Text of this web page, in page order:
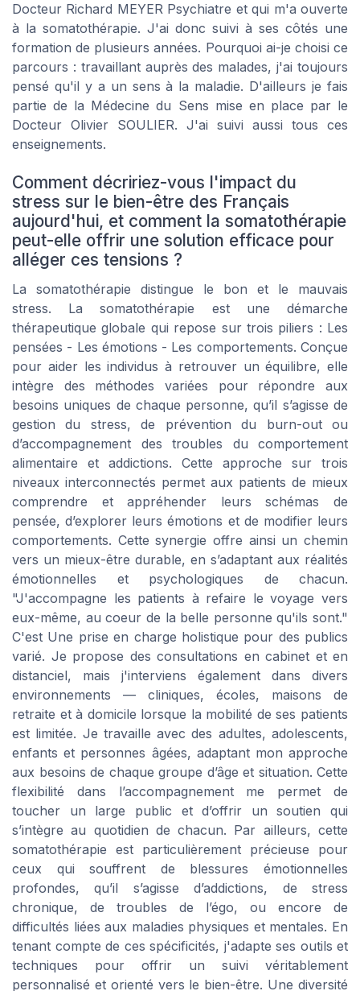
Docteur Richard MEYER Psychiatre et qui m'a ouverte
à la somatothérapie. J'ai donc suivi à ses côtés une
formation de plusieurs années. Pourquoi ai-je choisi ce
parcours : travaillant auprès des malades, j'ai toujours
pensé qu'il y a un sens à la maladie. D'ailleurs je fais
partie de la Médecine du Sens mise en place par le
Docteur Olivier SOULIER. J'ai suivi aussi tous ces
enseignements.
Comment décririez-vous l'impact du
stress sur le bien-être des Français
aujourd'hui, et comment la somatothérapie
peut-elle offrir une solution efficace pour
alléger ces tensions ?
La somatothérapie distingue le bon et le mauvais
stress. La somatothérapie est une démarche
thérapeutique globale qui repose sur trois piliers : Les
pensées - Les émotions - Les comportements. Conçue
pour aider les individus à retrouver un équilibre, elle
intègre des méthodes variées pour répondre aux
besoins uniques de chaque personne, qu’il s’agisse de
gestion du stress, de prévention du burn-out ou
d’accompagnement des troubles du comportement
alimentaire et addictions. Cette approche sur trois
niveaux interconnectés permet aux patients de mieux
comprendre et appréhender leurs schémas de
pensée, d’explorer leurs émotions et de modifier leurs
comportements. Cette synergie offre ainsi un chemin
vers un mieux-être durable, en s’adaptant aux réalités
émotionnelles et psychologiques de chacun.
"J'accompagne les patients à refaire le voyage vers
eux-même, au coeur de la belle personne qu'ils sont."
C'est Une prise en charge holistique pour des publics
varié. Je propose des consultations en cabinet et en
distanciel, mais j'interviens également dans divers
environnements — cliniques, écoles, maisons de
retraite et à domicile lorsque la mobilité de ses patients
est limitée. Je travaille avec des adultes, adolescents,
enfants et personnes âgées, adaptant mon approche
aux besoins de chaque groupe d’âge et situation. Cette
flexibilité dans l’accompagnement me permet de
toucher un large public et d’offrir un soutien qui
s’intègre au quotidien de chacun. Par ailleurs, cette
somatothérapie est particulièrement précieuse pour
ceux qui souffrent de blessures émotionnelles
profondes, qu’il s’agisse d’addictions, de stress
chronique, de troubles de l’égo, ou encore de
difficultés liées aux maladies physiques et mentales. En
tenant compte de ces spécificités, j'adapte ses outils et
techniques pour offrir un suivi véritablement
personnalisé et orienté vers le bien-être. Une diversité